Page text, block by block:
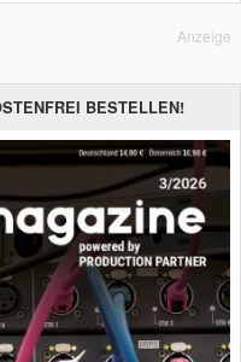
Anzeige
BESTELLEN!